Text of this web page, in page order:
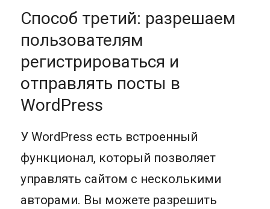
Способ третий: разрешаем
пользователям
регистрироваться и
отправлять посты в
WordPress
У WordPress есть встроенный
функционал, который позволяет
управлять сайтом с несколькими
авторами. Вы можете разрешить